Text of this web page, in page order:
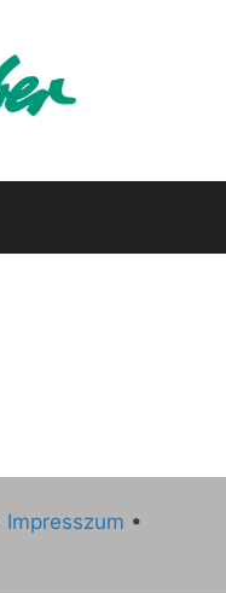
Impresszum •